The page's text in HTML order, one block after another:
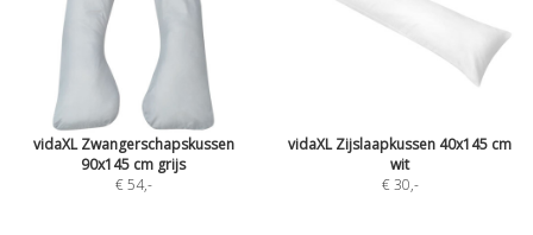
vidaXL Zwangerschapskussen
90x145 cm grijs
€ 54,-
vidaXL Zijslaapkussen 40x145 cm
wit
€ 30,-